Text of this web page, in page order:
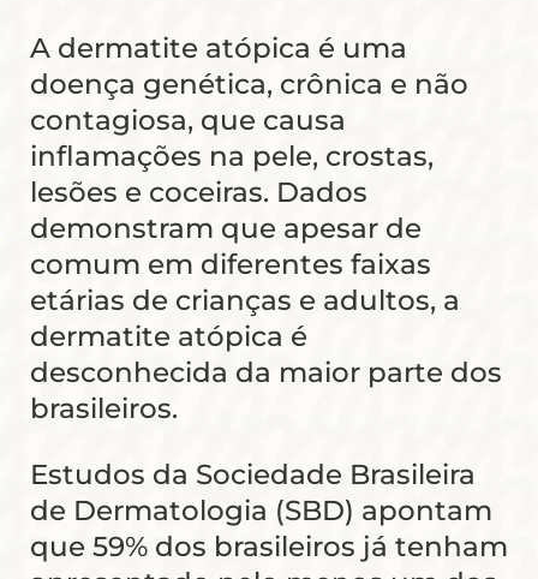
A dermatite atópica é uma
doença genética, crônica e não
contagiosa, que causa
inflamações na pele, crostas,
lesões e coceiras. Dados
demonstram que apesar de
comum em diferentes faixas
etárias de crianças e adultos, a
dermatite atópica é
desconhecida da maior parte dos
brasileiros.
Estudos da Sociedade Brasileira
de Dermatologia (SBD) apontam
que 59% dos brasileiros já tenham